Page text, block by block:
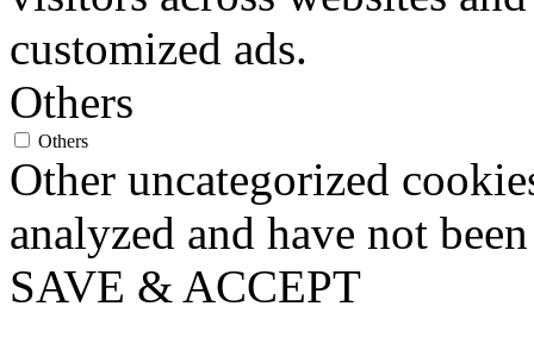
customized ads.
Others
Others
Other uncategorized
analyzed and have not
SAVE & ACCEPT